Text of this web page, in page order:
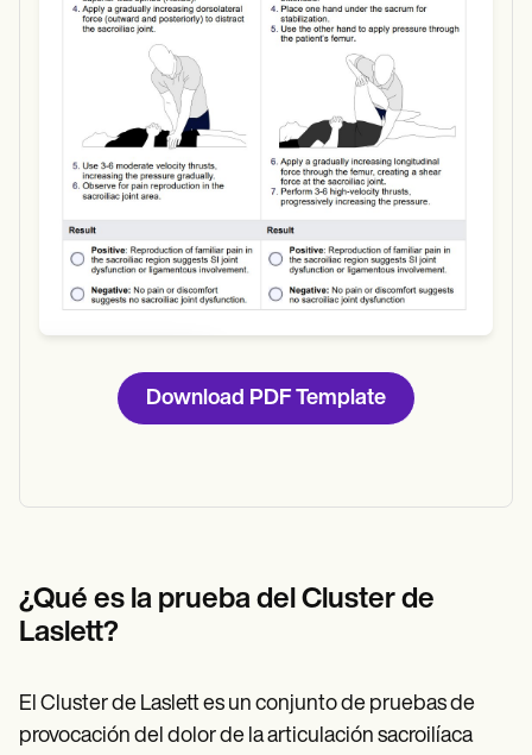
Download
Download PDF Template
¿Qué es la prueba del Cluster de
Laslett?
El Cluster de Laslett es un conjunto de pruebas de
provocación del dolor de la articulación sacroilíaca